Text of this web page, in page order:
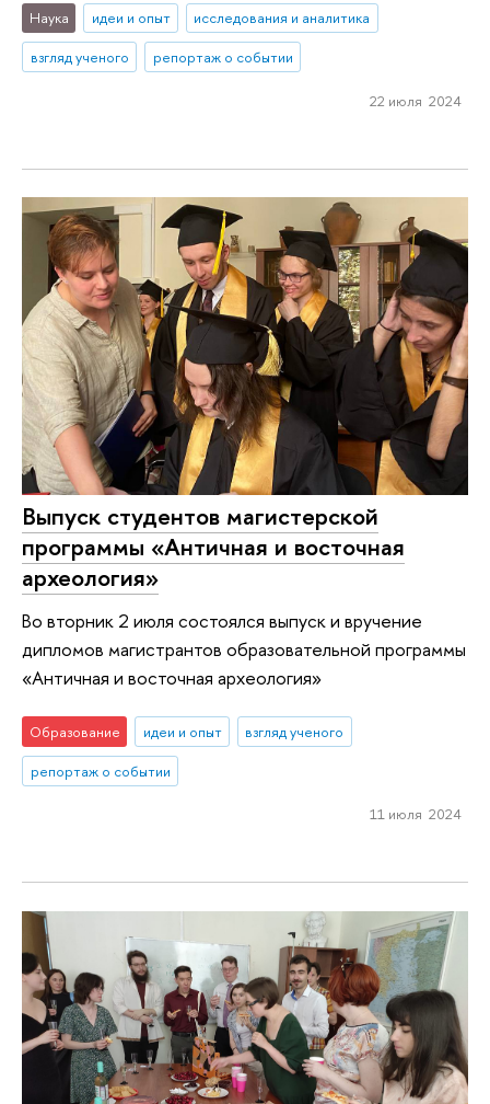
Наука идеи и опыт
исследования и аналитика
взгляд ученого
репортаж о событии
22 июля 2024
Выпуск студентов магистерской
программы «Античная и восточная
археология»
Во вторник 2 июля состоялся выпуск и вручение
дипломов магистрантов образовательной программы
«Античная и восточная археология»
Образование идеи и опыт
взгляд ученого
репортаж о событии
11 июля 2024